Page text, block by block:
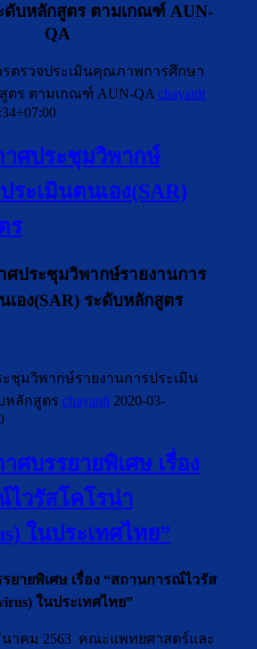
ดับหลักสูตร ตามเกณฑ์ AUN-
QA
ตรวจประเมินคุณภาพการศึกษา
ตร ตามเกณฑ์ AUN-QA chayanit
าศประชุมวิพากษ์
ระเมินตนเอง(SAR)
ร
ศประชุมวิพากษ์รายงานการ
เอง(SAR) ระดับหลักสูตร
ชุมวิพากษ์รายงานการประเมิน
หลักสูตร chayanit 2020-03-
ศบรรยายพิเศษ เรื่อง
วรัสโคโรน่า
ในประเทศไทย”
ยายพิเศษ เรื่อง “สถานการณ์ไวรัส
ในประเทศไทย”
าคม 2563 คณะแพทยศาสตร์และ